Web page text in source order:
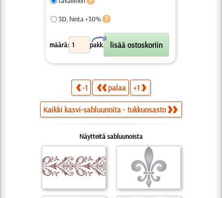
3D, hinta +30%
määrä: pakk.
X
-1 palaa +1
Kaikki kasvi-sabluunoita - tukkuosasto
Näytteitä sabluunoista